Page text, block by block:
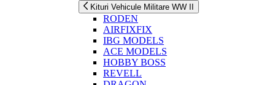
Kituri Vehicule Militare WW II
RODEN
AIRFIXFIX
IBG MODELS
ACE MODELS
HOBBY BOSS
REVELL